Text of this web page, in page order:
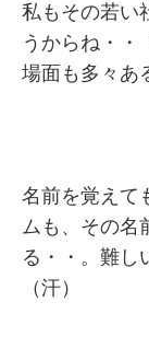
私もその若い
うからね・・
場面も多々あ
名前を覚えて
ムも、その名
る・・。難し
（汗）